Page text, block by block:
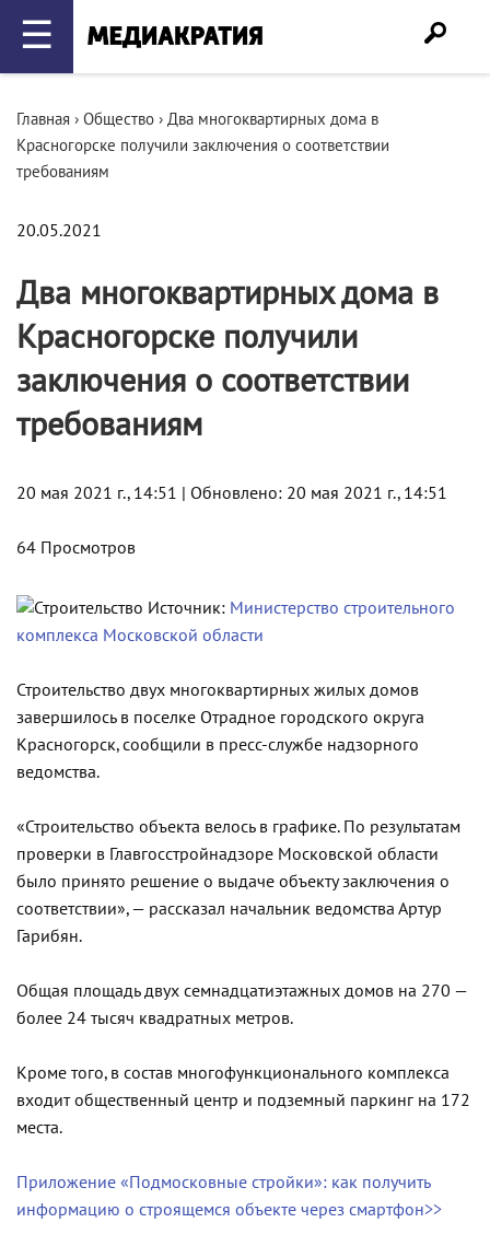
☰
Главная › Общество › Два многоквартирных дома в
Красногорске получили заключения о соответствии
требованиям
20.05.2021
Два многоквартирных дома в
Красногорске получили
заключения о соответствии
требованиям
20 мая 2021 г., 14:51 | Обновлено: 20 мая 2021 г., 14:51
64 Просмотров
Источник: Министерство строительного
комплекса Московской области
Строительство двух многоквартирных жилых домов
завершилось в поселке Отрадное городского округа
Красногорск, сообщили в пресс-службе надзорного
ведомства.
«Строительство объекта велось в графике. По результатам
проверки в Главгосстройнадзоре Московской области
было принято решение о выдаче объекту заключения о
соответствии», — рассказал начальник ведомства Артур
Гарибян.
Общая площадь двух семнадцатиэтажных домов на 270 —
более 24 тысяч квадратных метров.
Кроме того, в состав многофункционального комплекса
входит общественный центр и подземный паркинг на 172
места.
Приложение «Подмосковные стройки»: как получить
информацию о строящемся объекте через смартфон>>